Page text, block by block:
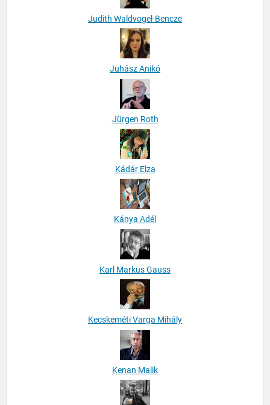
Judith Waldvogel-Bencze
Juhász Anikó
Jürgen Roth
Kádár Elza
Kánya Adél
Karl Markus Gauss
Kecskeméti Varga Mihály
Kenan Malik